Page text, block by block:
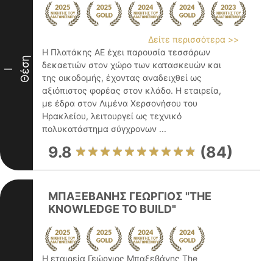
I Θέση
Δείτε περισσότερα >>
Η Πλατάκης ΑΕ έχει παρουσία τεσσάρων
δεκαετιών στον χώρο των κατασκευών και
της οικοδομής, έχοντας αναδειχθεί ως
αξιόπιστος φορέας στον κλάδο. Η εταιρεία,
με έδρα στον Λιμένα Χερσονήσου του
Ηρακλείου, λειτουργεί ως τεχνικό
πολυκατάστημα σύγχρονων ...
9.8 (84)
ΜΠΑΞΕΒΑΝΗΣ ΓΕΩΡΓΙΟΣ "THE
KNOWLEDGE TO BUILD"
Η εταιρεία Γεώργιος Μπαξεβάνης The